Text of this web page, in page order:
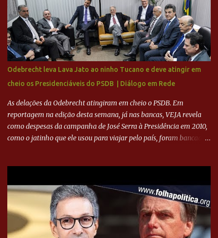
investimentos no departamento de futebol. O projeto apresentado
para a recuperação do Cruzeiro, o aporte financeiro inicial, com
Ronaldo sendo solidário à dívida de R$ 1 bilhão a partir de agora,
mais o peso que o ex-atacante tem no mundo do futebol, além de
sua história na Raposa, pesaram para que um dos mais icônicos
camisas 9 acertasse a compra do clube. Fonte: Itatiaia Fonte:
ADVOGADO DO CRUZEIRO NA SAF EXPLICA SITUAÇÃO DO
CRUZEIRO - RONALDO COMPROU 90% DAS AÇÕES DO CLUBE
Odebrecht leva Lava Jato ao ninho Tucano e deve atingir em
cheio os Presidenciáveis do PSDB | Diálogo em Rede
As delações da Odebrecht atingiram em cheio o PSDB. Em
reportagem na edição desta semana, já nas bancas, VEJA revela
como despesas da campanha de José Serra à Presidência em 2010,
como o jatinho que ele usou para viajar pelo país, foram bancadas
Executiva Nacional do PSDB (Valter Campanato/Agência Brasil) O
texto também põe fim a um mistério: três fontes confirmaram à
revista que o codinome “santo” que aparece em planilhas da
empreiteira refere-se ao governador de São Paulo, Geraldo
Alckmin (PSDB) — nenhum deles, no entanto, disse ter negociado